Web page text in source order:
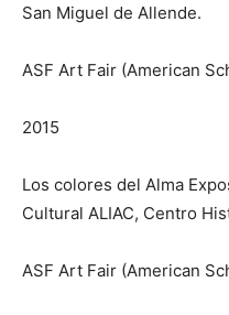
San Miguel de Allende.
ASF Art Fair (American
2015
Los colores del Alma
Cultural ALIAC, Centro
ASF Art Fair (American